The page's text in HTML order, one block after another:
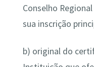
Conselho
sua inscrição
b) original do